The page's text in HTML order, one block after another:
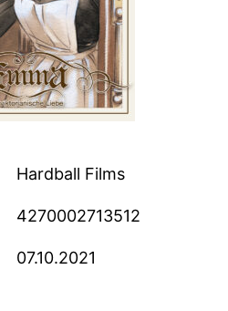
Hardball Films
4270002713512
07.10.2021